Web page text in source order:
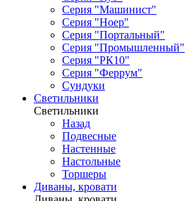
Серия "Машинист"
Серия "Ноер"
Серия "Портальный"
Серия "Промышленный"
Серия "РК10"
Серия "Феррум"
Сундуки
Светильники
Светильники
Назад
Подвесные
Настенные
Настольные
Торшеры
Диваны, кровати